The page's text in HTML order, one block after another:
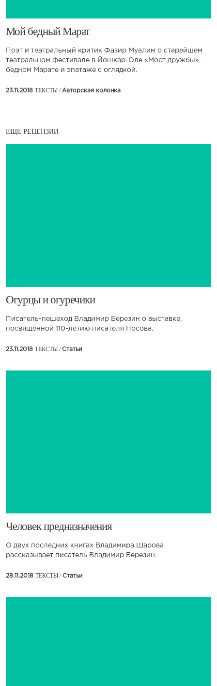
​Мой бедный Марат
Поэт и театральный критик Фазир Муалим о старейшем
театральном фестивале в Йошкар-Оле «Мост дружбы»,
бедном Марате и эпатаже с оглядкой.
23.11.2018 ТЕКСТЫ / Авторская колонка
ЕЩЕ РЕЦЕНЗИИ
​Огурцы и огуречики
Писатель-пешеход Владимир Березин о выставке,
посвящённой 110-летию писателя Носова.
23.11.2018 ТЕКСТЫ /Статьи
​Человек предназначения
О двух последних книгах Владимира Шарова
рассказывает писатель Владимир Березин.
28.11.2018 ТЕКСТЫ /Статьи